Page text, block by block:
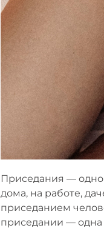
Приседания —
дома, на работе,
приседанием
приседании — одна